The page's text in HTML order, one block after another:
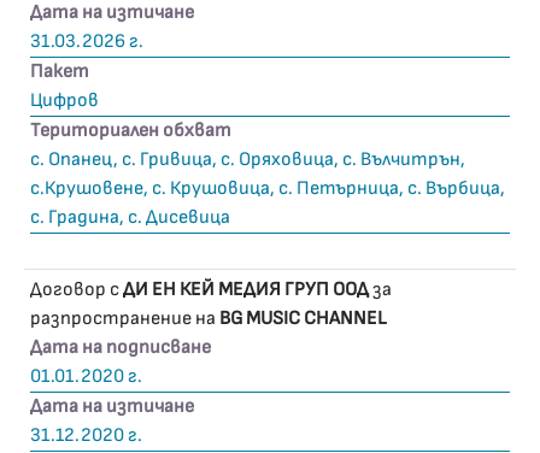
Дата на изтичане
31.03.2026 г.
Пакет
Цифров
Териториален обхват
с. Опанец, с. Гривица, с. Оряховица, с. Вълчитрън,
с.Крушовене, с. Крушовица, с. Петърница, с. Върбица,
с. Градина, с. Дисевица
Договор сДИ ЕН КЕЙ МЕДИЯ ГРУП ООДза
разпространение на BG MUSIC CHANNEL
Дата на подписване
01.01.2020 г.
Дата на изтичане
31.12.2020 г.